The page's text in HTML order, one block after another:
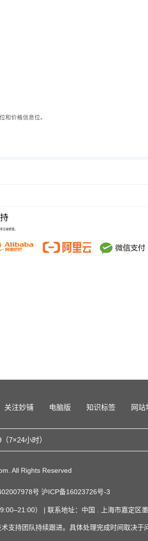
和价格信息位。
日常经营。
关注妙铺 电脑版 知识标签 网站
7×24小时）
All Rights Reserved
号 沪ICP备16023726号-3
） | 联系地址：中国 . 上海市嘉定区
持团队持续跟进。具体处理完成时间取决于